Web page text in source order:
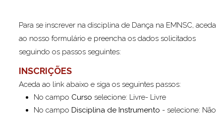
Para se inscrever na disciplina de Dança na EMNSC, aceda
ao nosso formulário e preencha os dados solicitados
seguindo os passos seguintes:
INSCRIÇÕES
Aceda ao link abaixo e siga os seguintes passos:
No campo Curso selecione: Livre- Livre
No campo Disciplina de Instrumento - selecione: Não